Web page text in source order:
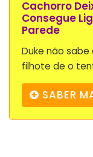
Cachorro
Consegue
Parede
Duke não sabe
filhote de o
SABER